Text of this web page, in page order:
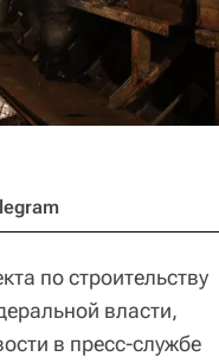
по строительству
власти,
в пресс-службе